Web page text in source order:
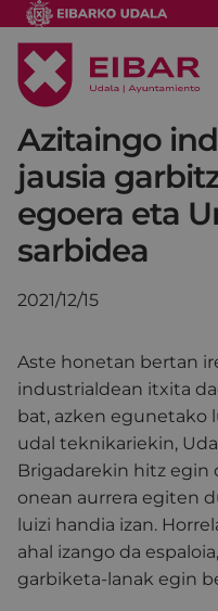
Azitaingo
jausia
egoera eta
sarbidea
2021/12/15
Aste honetan bertan
industrialdean itxita
bat, azken egunetako
udal teknikariekin,
Brigadarekin hitz egin
onean aurrera egiten
luizi handia izan.
ahal izango da
garbiketa-lanak egin